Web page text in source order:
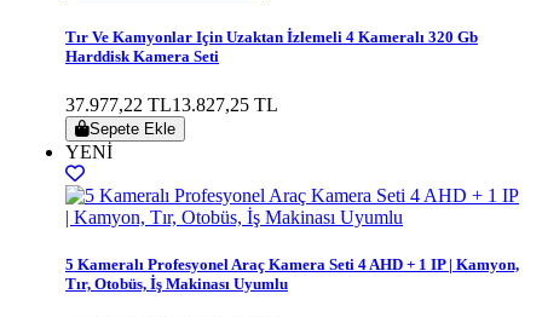
Tır Ve Kamyonlar Için Uzaktan İzlemeli 4 Kameralı 320 Gb
Harddisk Kamera Seti
37.977,22 TL13.827,25 TL
Sepete Ekle
YENİ
5 Kameralı Profesyonel Araç Kamera Seti 4 AHD + 1 IP | Kamyon,
Tır, Otobüs, İş Makinası Uyumlu